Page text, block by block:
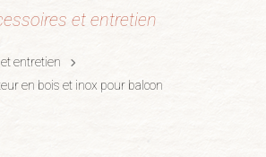
et entretien
entretien
en bois et inox pour balcon